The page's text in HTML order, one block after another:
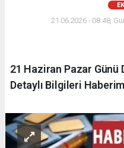
21.06.2026 - 08:48,
21 Haziran Pazar Günü
Detaylı Bilgileri